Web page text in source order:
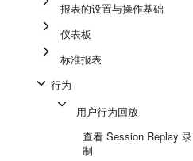
报表的设置与操作基础
仪表板
标准报表
行为
用户行为回放
查看 Session Replay 录
制